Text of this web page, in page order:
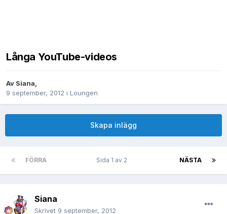
Långa YouTube-videos
Av Siana,
9 september, 2012 i Loungen
Skapa inlägg
FÖRRA NÄSTA
Sida 1 av 2
Siana
Skrivet 9 september, 2012